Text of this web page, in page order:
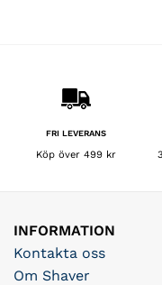
FRI LEVERANS
Köp över 499 kr
INFORMATION
Kontakta oss
Om Shaver